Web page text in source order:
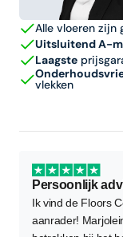
Alle vloeren zijn
Uitsluitend A-
Laagste
vlekken
Ik vind de Floors
aanrader!